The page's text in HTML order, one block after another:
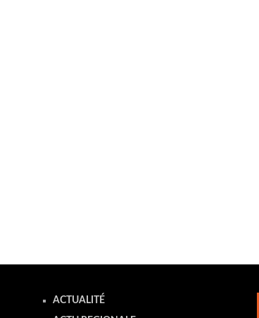
ACTUALITÉ